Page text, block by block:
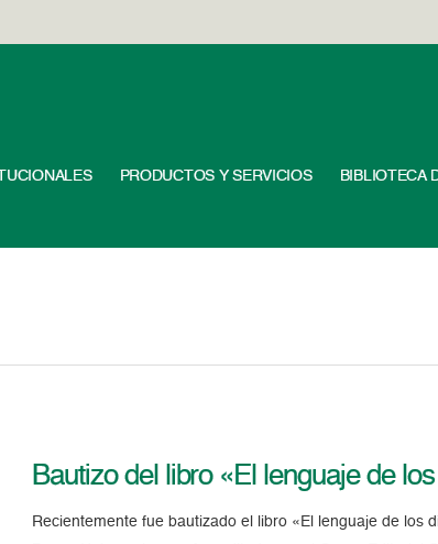
PRODUCTOS Y SERVICIOS BIBLIOTECA
Bautizo del libro «El lenguaje de
Recientemente fue bautizado el libro «El lenguaje de los